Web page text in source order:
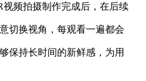
频拍摄制作完成后，在后续
切换视角，每观看一遍都会
保持长时间的新鲜感，为用